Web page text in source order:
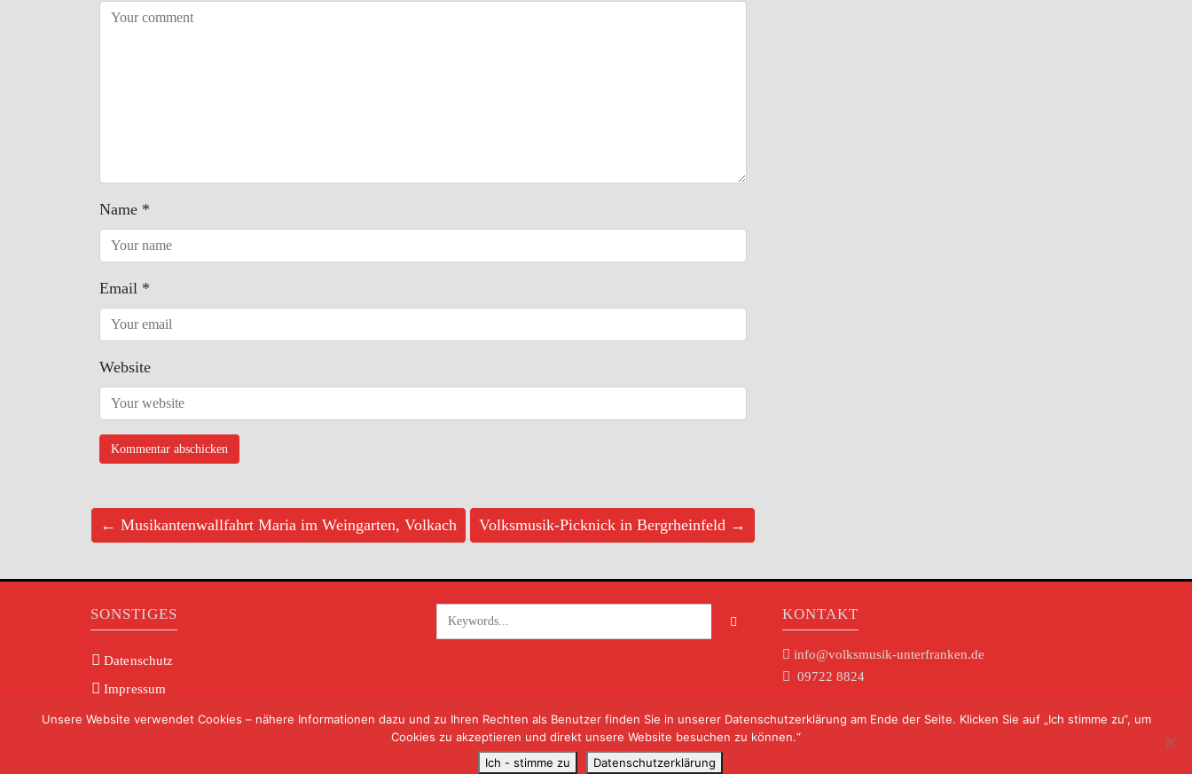
Name *
Email *
Website
← Musikantenwallfahrt Maria im Weingarten, Volkach Volksmusik-Picknick in Bergrheinfeld →
SONSTIGES
Datenschutz
Impressum
AGB’s
KONTAKT
info@volksmusik-unterfranken.de
09722 8824
Unsere Website verwendet Cookies – nähere Informationen dazu und zu Ihren Rechten als Benutzer finden Sie in unserer Datenschutzerklärung am Ende der Seite. Klicken Sie auf „Ich stimme zu“, um
Cookies zu akzeptieren und direkt unsere Website besuchen zu können.“
Ich - stimme zu
Datenschutzerklärung